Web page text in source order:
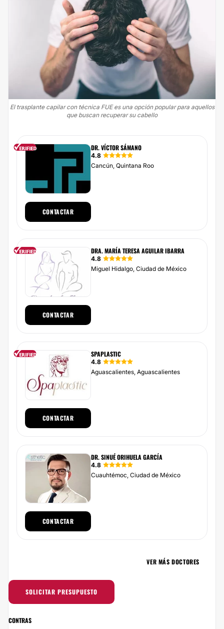
El trasplante capilar con técnica FUE es una opción popular para aquellos
que buscan recuperar su cabello
DR. VÍCTOR SÁMANO
4.8
Cancún, Quintana Roo
CONTACTAR
DRA. MARÍA TERESA AGUILAR IBARRA
4.8
Miguel Hidalgo, Ciudad de México
CONTACTAR
SPAPLASTIC
4.8
Aguascalientes, Aguascalientes
CONTACTAR
DR. SINUÉ ORIHUELA GARCÍA
4.8
Cuauhtémoc, Ciudad de México
CONTACTAR
VER MÁS DOCTORES
SOLICITAR PRESUPUESTO
CONTRAS